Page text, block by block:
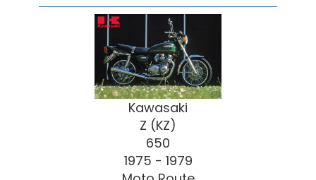
Kawasaki
Z (KZ)
650
1975 - 1979